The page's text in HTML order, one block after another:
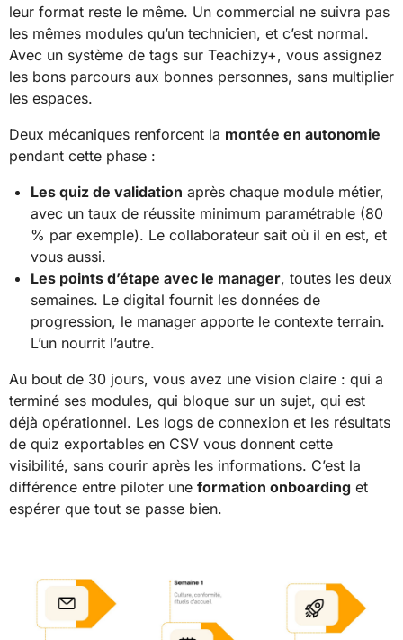
leur format reste le même. Un commercial ne suivra pas
les mêmes modules qu’un technicien, et c’est normal.
Avec un système de tags sur Teachizy+, vous assignez
les bons parcours aux bonnes personnes, sans multiplier
les espaces.
Deux mécaniques renforcent la montée en autonomie
pendant cette phase :
Les quiz de validation après chaque module métier,
avec un taux de réussite minimum paramétrable (80
% par exemple). Le collaborateur sait où il en est, et
vous aussi.
Les points d’étape avec le manager, toutes les deux
semaines. Le digital fournit les données de
progression, le manager apporte le contexte terrain.
L’un nourrit l’autre.
Au bout de 30 jours, vous avez une vision claire : qui a
terminé ses modules, qui bloque sur un sujet, qui est
déjà opérationnel. Les logs de connexion et les résultats
de quiz exportables en CSV vous donnent cette
visibilité, sans courir après les informations. C’est la
différence entre piloter une formation onboarding et
espérer que tout se passe bien.